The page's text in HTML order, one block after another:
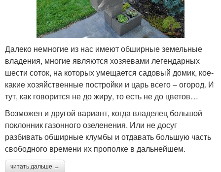
Далеко немногие из нас имеют обширные земельные
владения, многие являются хозяевами легендарных
шести соток, на которых умещается садовый домик, кое-
какие хозяйственные постройки и царь всего – огород. И
тут, как говорится не до жиру, то есть не до цветов…
Возможен и другой вариант, когда владелец большой
поклонник газонного озеленения. Или не досуг
разбивать обширные клумбы и отдавать большую часть
свободного времени их прополке в дальнейшем.
читать дальше →